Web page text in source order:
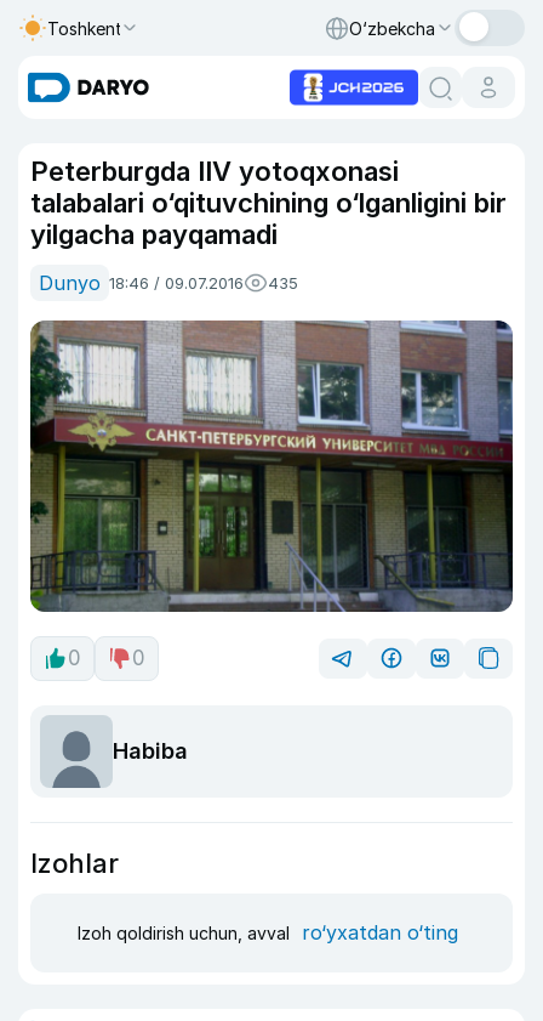
Toshkent O‘zbekcha
Peterburgda IIV yotoqxonasi
talabalari o‘qituvchining o‘lganligini bir
yilgacha payqamadi
Dunyo 18:46 / 09.07.2016 435
0 0
Habiba
Izohlar
Izoh qoldirish uchun, avval ro‘yxatdan o‘ting